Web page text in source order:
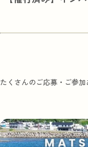
たくさんのご応募・ご参加